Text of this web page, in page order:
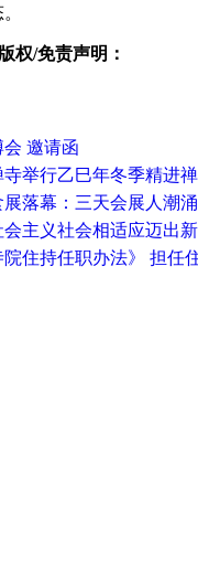
版权/免责声明：
会 邀请函
寺举行乙巳年冬季精进
展落幕：三天会展人潮
会主义社会相适应迈出
院住持任职办法》 担任